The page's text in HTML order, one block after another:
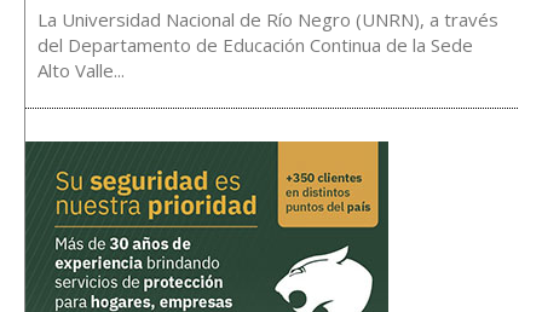
La Universidad Nacional de Río Negro (UNRN), a través
del Departamento de Educación Continua de la Sede
Alto Valle...